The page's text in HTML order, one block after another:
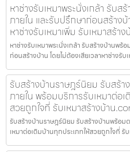
หาช่างรับเหมาพระนั่งเกล้า รับ
ภายใน และรับปรึกษาก่อนสร้างบ้
หาช่างรับเหมาเพิ่ม รับเหมาสร้า
หาช่างรับเหมาพระนั่งเกล้า รับสร้างบ้านพร้
ก่อนสร้างบ้าน โดยไม่ต้องเสียเวลาหาช่างรับ
รับสร้างบ้านราษฎร์นิยม รับสร้
ภายใน พร้อมบริการรับเหมาต่อ
สวยถูกใจที่ รับเหมาสร้างบ้าน
รับสร้างบ้านราษฎร์นิยม รับสร้างบ้านพร้อม
เหมาต่อเติมบ้านทุกประเภทให้สวยถูกใจที่ รั